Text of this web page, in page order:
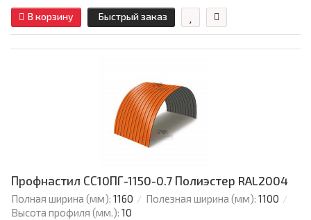
В корзину Быстрый заказ
Профнастил СС10ПГ-1150-0.7 Полиэстер RAL2004
Полная ширина (мм): 1160 Полезная ширина (мм): 1100
Высота профиля (мм.): 10